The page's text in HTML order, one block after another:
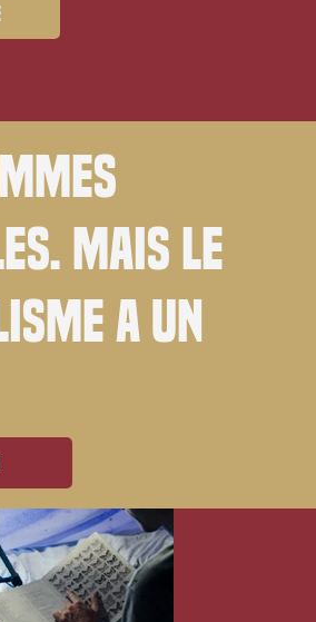
Mais le
a un